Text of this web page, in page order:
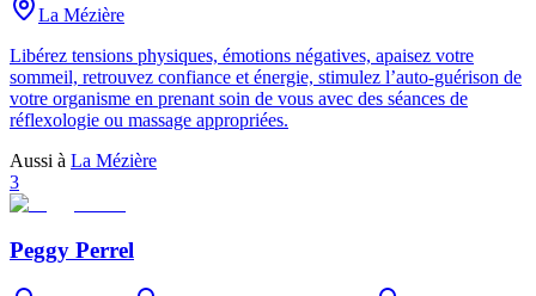
La Mézière
Libérez tensions physiques, émotions négatives, apaisez votre
sommeil, retrouvez confiance et énergie, stimulez l’auto-guérison de
votre organisme en prenant soin de vous avec des séances de
réflexologie ou massage appropriées.
Aussi à La Mézière
3
Peggy Perrel